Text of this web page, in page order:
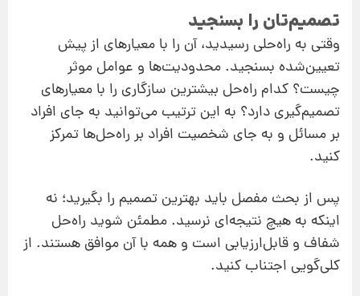
تصمیم‌تان را بسنجید
وقتی به راه‌حلی رسیدید، آن را با معیارهای از پیش
‌تعیین‌شده بسنجید. محدودیت‌ها و عوامل موثر
چیست؟ کدام راه‌حل بیشترین سازگاری را با معیارهای
تصمیم‌گیری دارد؟ به‌ این ‌ترتیب می‌توانید به جای افراد
بر مسائل و به جای شخصیت افراد بر راه‌حل‌ها تمرکز
کنید.
پس از بحث مفصل باید بهترین تصمیم را بگیرید؛ نه
اینکه به هیچ نتیجه‌ای نرسید. مطمئن شوید راه‌حل
شفاف و قابل‌ارزیابی است و همه با آن موافق هستند. از
کلی‌گویی اجتناب کنید.